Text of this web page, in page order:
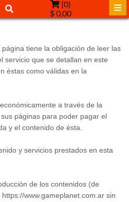
(0)
$ 0,00
tiene la obligación de leer las
servicio que se detallan en este
éstas como válidas en la
a través de la
páginas para poder pagar el
y el contenido de ésta.
y servicios prestados en esta
de los contenidos (de
www.gameplanet.com.ar sin